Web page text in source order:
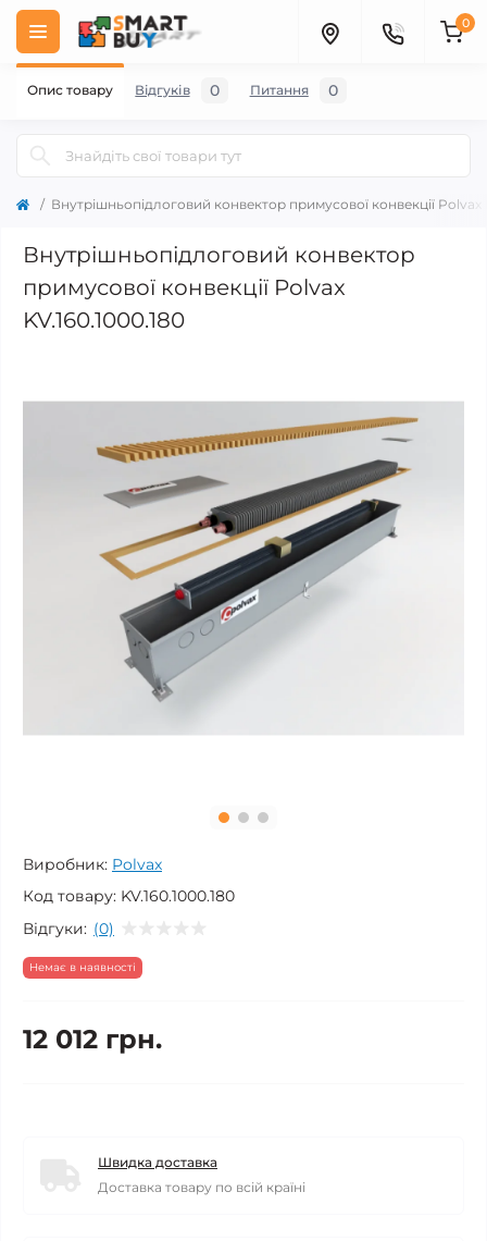
0
Внутрішньопідлоговий конвектор примусової конвекції Polvax
Внутрішньопідлоговий конвектор
примусової конвекції Polvax
KV.160.1000.180
Виробник: Polvax
Код товару: KV.160.1000.180
Відгуки: (0)
Немає в наявності
12 012 грн.
Швидка доставка
Доставка товару по всій країні
Опис товару Відгуків 0 Питання 0